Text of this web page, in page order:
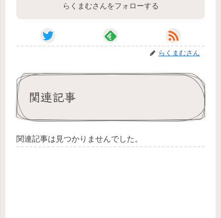
らくまむさんをフォローする
らくまむさん
関連記事
関連記事は見つかりませんでした。